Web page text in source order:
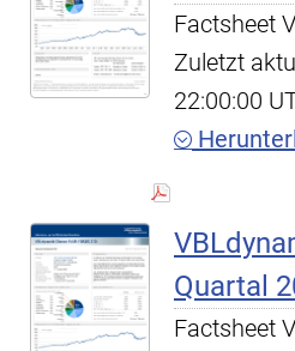
Factsheet
Zuletzt
22:00:00
Quartal
Factsheet